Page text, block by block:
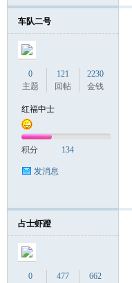
车队二号
0
主题
121
回帖
2230
金钱
红福中士
积分 134
发消息
占士虾蹬
0
477
662